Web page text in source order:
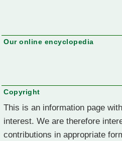
Our online encyclopedia
Copyright
This is an information page
interest. We are therefore
contributions in appropriate